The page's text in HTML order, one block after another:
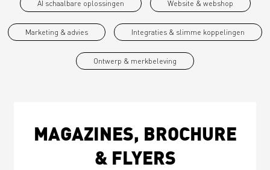
AI schaalbare oplossingen Website & webshop
Marketing & advies Integraties & slimme koppelingen
Ontwerp & merkbeleving
MAGAZINES, BROCHURE
& FLYERS